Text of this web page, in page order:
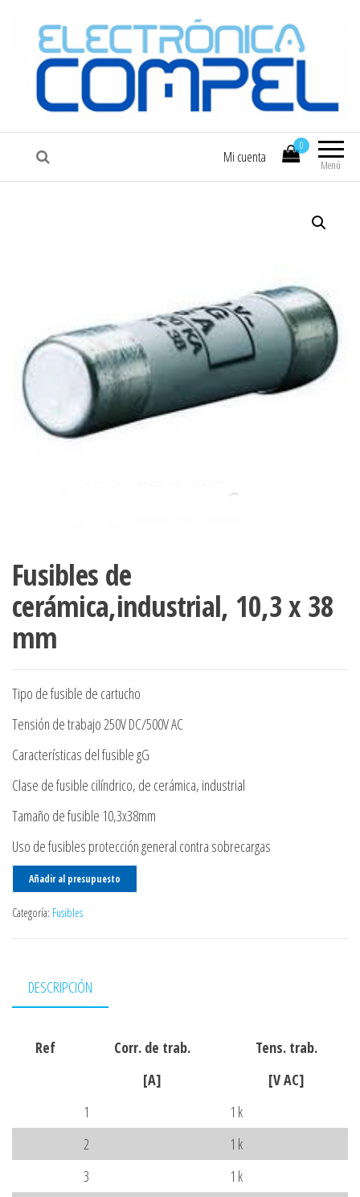
COMPEL Electrónica COMPEL
Menú
0
Mi cuenta
Fusibles de
cerámica,industrial, 10,3 x 38
mm
Tipo de fusible de cartucho
Tensión de trabajo 250V DC/500V AC
Características del fusible gG
Clase de fusible cilíndrico, de cerámica, industrial
Tamaño de fusible 10,3x38mm
Uso de fusibles protección general contra sobrecargas
Añadir al presupuesto
Categoría: Fusibles
DESCRIPCIÓN
Ref Corr. de trab.
Tens. trab.
[A]
[V AC]
1
1 k
2
1 k
3
1 k